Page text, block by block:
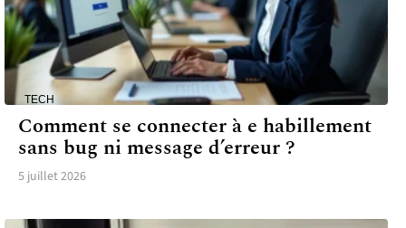
TECH
Comment se connecter à e habillement
sans bug ni message d’erreur ?
5 juillet 2026